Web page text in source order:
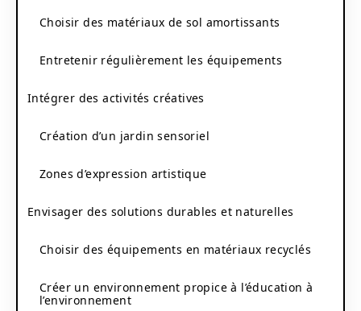
Choisir des matériaux de sol amortissants
Entretenir régulièrement les équipements
Intégrer des activités créatives
Création d’un jardin sensoriel
Zones d’expression artistique
Envisager des solutions durables et naturelles
Choisir des équipements en matériaux recyclés
Créer un environnement propice à l’éducation à
l’environnement